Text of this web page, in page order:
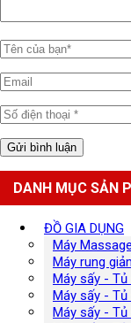
DANH MỤC SẢN
ĐỒ GIA DỤNG
Máy
Máy rung
Máy sấy -
Máy sấy -
Máy sấy -